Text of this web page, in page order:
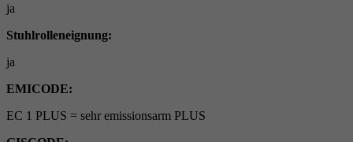
ja
Stuhlrolleneignung:
ja
EMICODE:
EC 1 PLUS = sehr emissionsarm PLUS